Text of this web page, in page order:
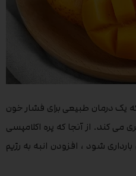
یک درمان طبیعی برای فشار خون
می کند. از آنجا که پره اکلامپسی
شود ، افزودن انبه به رژیم